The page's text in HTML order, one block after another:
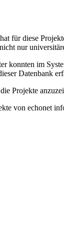
für diese
nur
konnten im
Datenbank
Projekte
von echonet